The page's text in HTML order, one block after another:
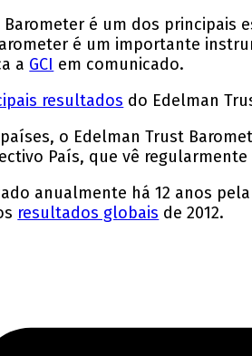
Barometer é um dos
é um importante
a GCI em comunicado.
resultados do Edelman
países, o Edelman Trust
País, que vê
anualmente há 12 anos
resultados globais de 2012.